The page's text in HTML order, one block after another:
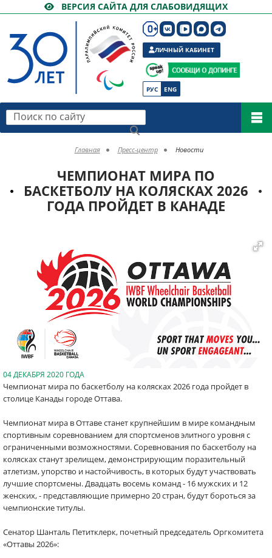
ВЕРСИЯ САЙТА ДЛЯ СЛАБОВИДЯЩИХ
РУС ENG
ЛИЧНЫЙ КАБИНЕТ
Поиск по сайту
Главная Пресс-центр Новости
ЧЕМПИОНАТ МИРА ПО
БАСКЕТБОЛУ НА КОЛЯСКАХ 2026
ГОДА ПРОЙДЕТ В КАНАДЕ
04 ДЕКАБРЯ 2020 ГОДА
Чемпионат мира по баскетболу на колясках 2026 года пройдет в
столице Канады городе Оттава.
Чемпионат мира в Оттаве станет крупнейшим в мире командным
спортивным соревнованием для спортсменов элитного уровня с
ограниченными возможностями. Соревнования по баскетболу на
колясках станут зрелищем, демонстрирующим поразительный
атлетизм, упорство и настойчивость, в которых будут участвовать
лучшие спортсмены. Двадцать восемь команд - 16 мужских и 12
женских, - представляющие примерно 20 стран, будут бороться за
чемпионские титулы.
Сенатор Шанталь Петитклерк, почетный председатель Оргкомитета
«Оттавы 2026»: